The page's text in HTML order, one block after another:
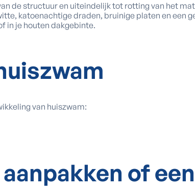
de structuur en uiteindelijk tot rotting van het
katoenachtige draden, bruinige platen en een
in je houten dakgebinte.
van huiszwam:
of